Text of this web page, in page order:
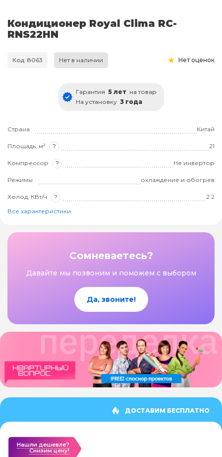
Кондиционер Royal Clima RC-
RNS22HN
Код: 8063 Нет в наличии Нет оценок
Гарантия 5 лет на товар
На установку 3 года
Страна Китай
Площадь, м² ? 21
Компрессор ? Не инвертор
Режимы охлаждение и обогрев
Холод, КВт/ч ?
2.2
Все характеристики
Сомневаетесь?
Давайте мы позвоним и поможем с выбором
Да, звоните!
ДОСТАВИМ БЕСПЛАТНО
Нашли дешевле?
Cнизим цену!